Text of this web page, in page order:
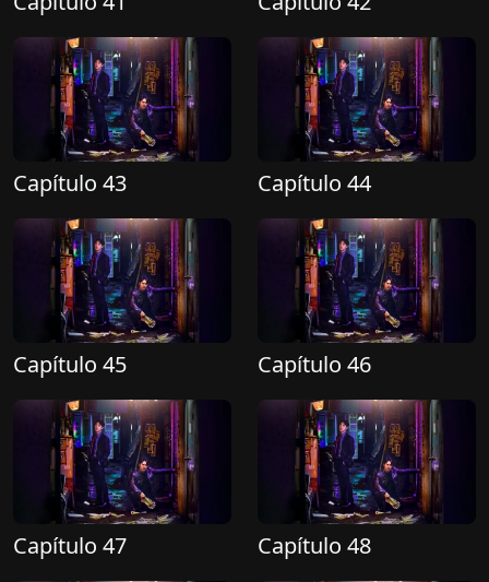
Capítulo 43 Capítulo 44
Capítulo 45 Capítulo 46
Capítulo 47 Capítulo 48